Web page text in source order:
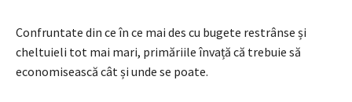
Confruntate din ce în ce mai des cu bugete restrânse și
cheltuieli tot mai mari, primăriile învață că trebuie să
economisească cât și unde se poate.